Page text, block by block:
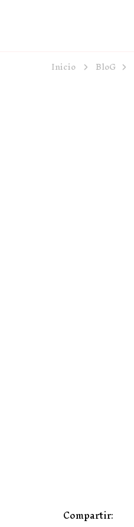
Inicio BloG
Compartir: